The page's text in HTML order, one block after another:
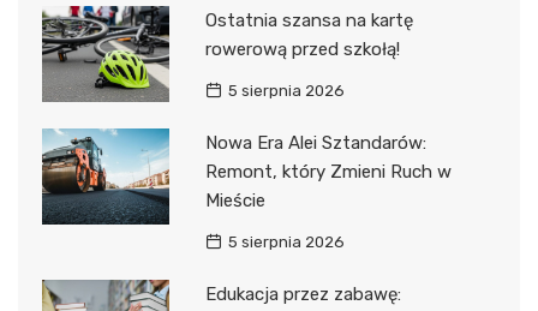
Ostatnia szansa na kartę
rowerową przed szkołą!
5 sierpnia 2026
Nowa Era Alei Sztandarów:
Remont, który Zmieni Ruch w
Mieście
5 sierpnia 2026
Edukacja przez zabawę: